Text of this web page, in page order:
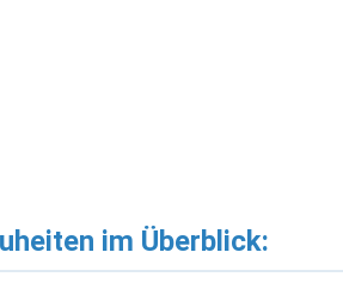
im Überblick: